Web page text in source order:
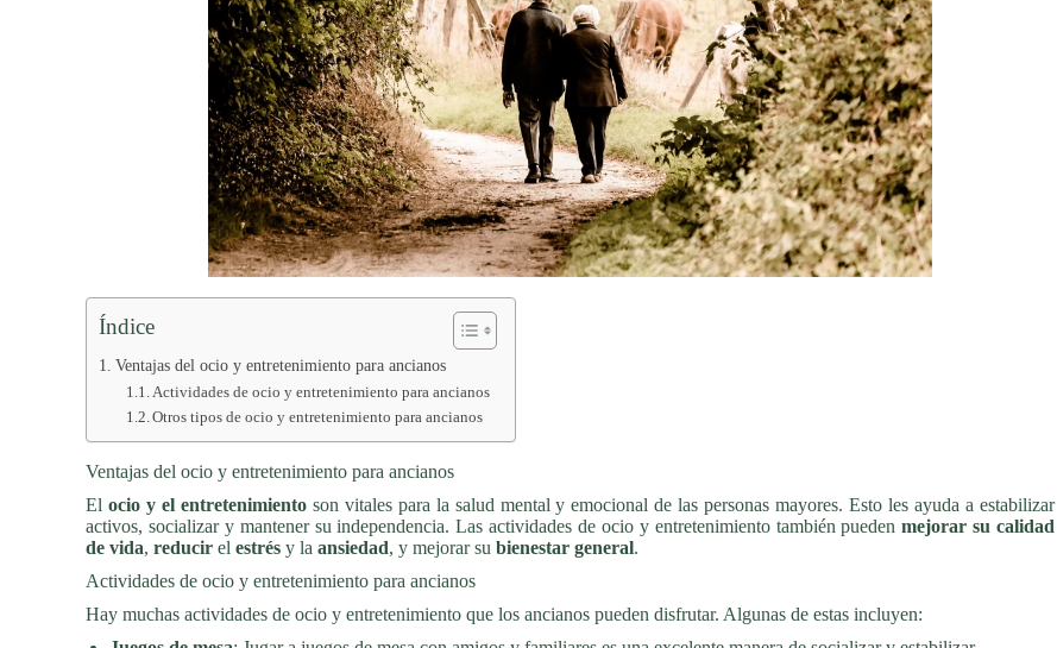
Índice
Ventajas del ocio y entretenimiento para ancianos
Actividades de ocio y entretenimiento para ancianos
Otros tipos de ocio y entretenimiento para ancianos
Ventajas del ocio y entretenimiento para ancianos
El ocio y el entretenimientoson vitales para la salud mental y emocional de las personas mayores. Esto les ayuda a estabilizar
activos, socializar y mantener su independencia. Las actividades de ocio y entretenimiento también puedenmejorar su calidad
de vida, reducir el estrés y la ansiedad, y mejorar su bienestar general.
Actividades de ocio y entretenimiento para ancianos
Hay muchas actividades de ocio y entretenimiento que los ancianos pueden disfrutar. Algunas de estas incluyen: